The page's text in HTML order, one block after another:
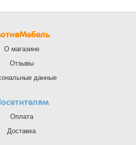
О магазине
Отзывы
данные
Оплата
Доставка